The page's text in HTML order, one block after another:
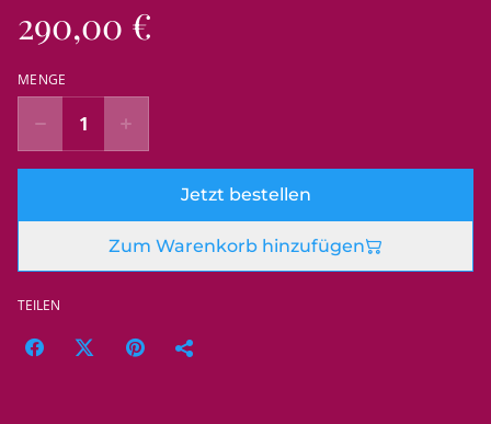
290,00 €
MENGE
Jetzt bestellen
Zum Warenkorb hinzufügen
TEILEN